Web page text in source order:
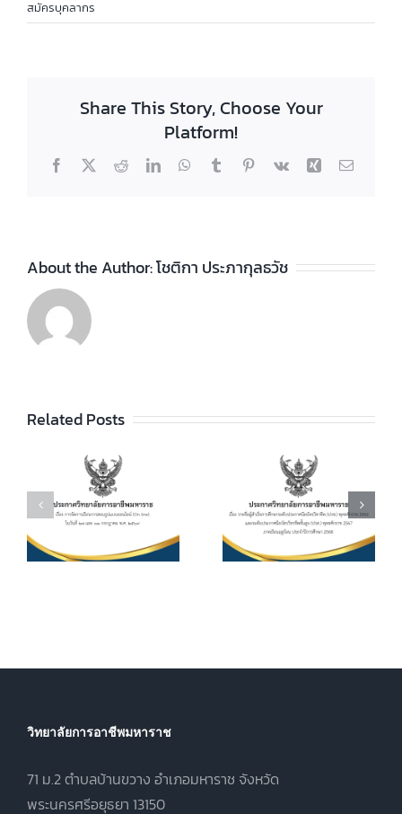
สมัครบุคลากร
Share This Story, Choose Your
Platform!
Facebook
X RedditLinkedInWhatsApp
TumblrPinterest
Vk Xing Email
About the Author:โชติกา ประภากุลธวัช
Related Postsศึกษาระดับ
ประกาศนียบัตร
วิชาชีพ (ปวช.)
พุทธศักราช
2562 และระดับ
ประกาศนียบัตร
ฤดูร้อน ประจำปี
ประกาศวิทยา
กำหนดการ และ
อัตราการจัดเก็บ
ค่าบำรุงการ
ศึกษา ค่า
หน่วยกิตรายวิชา
วิทยาลัยการอาชีพมหาราช
71 ม.2 ตำบลบ้านขวาง อำเภอมหาราช จังหวัด
พระนครศรีอยุธยา 13150